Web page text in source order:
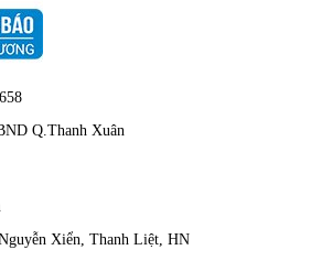
Q.Thanh Xuân
Xiển, Thanh Liệt, HN